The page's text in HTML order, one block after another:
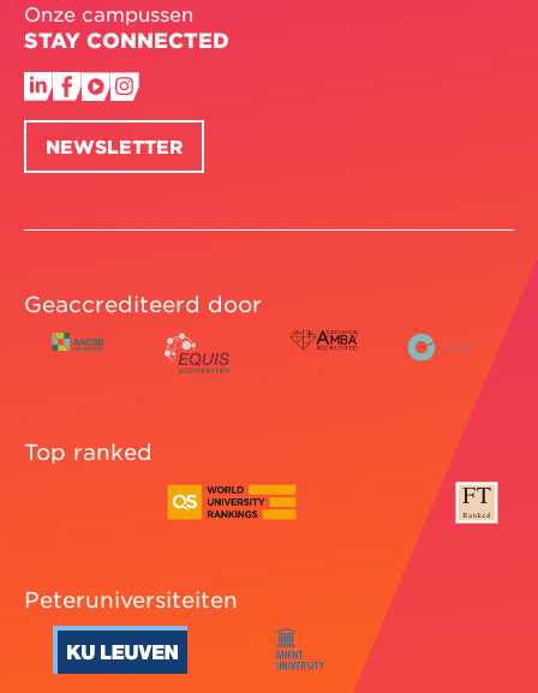
Onze campussen
STAY CONNECTED
NEWSLETTER
Geaccrediteerd door
Top ranked
Peteruniversiteiten